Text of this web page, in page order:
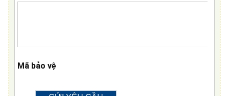
Mã bảo vệ